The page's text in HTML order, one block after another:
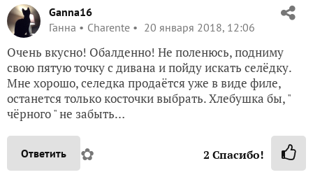
Ganna16
Ганна
Charente 20 января 2018, 12:06
Очень вкусно! Обалденно! Не поленюсь, подниму
свою пятую точку с дивана и пойду искать селёдку.
Мне хорошо, селедка продаётся уже в виде филе,
останется только косточки выбрать. Хлебушка бы, "
чёрного " не забыть…
Ответить ✿ 2 Спасибо!